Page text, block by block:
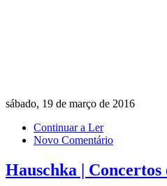
sábado, 19 de março de 2016
Continuar a Ler
Novo Comentário
Hauschka |